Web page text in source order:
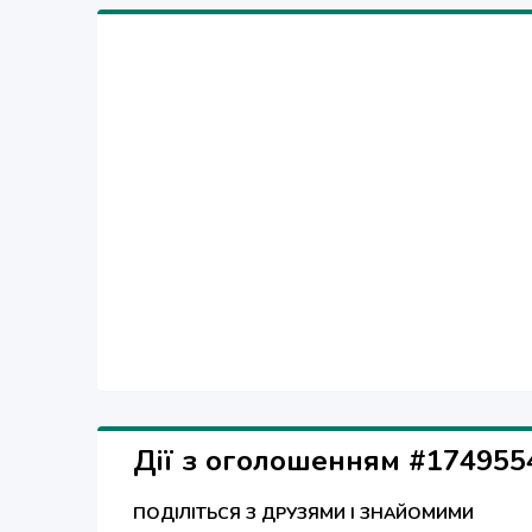
Дії з оголошенням
ПОДІЛІТЬСЯ З ДРУЗЯМИ І ЗНАЙОМИМИ